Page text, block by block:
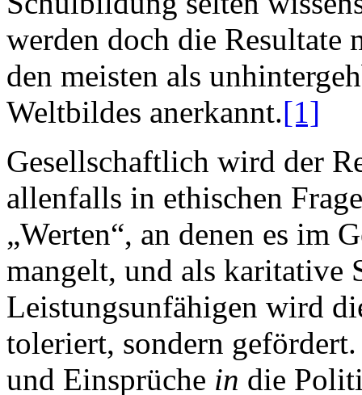
werden doch die Resultate
den meisten als
Weltbildes anerkannt.[1]
Gesellschaftlich wird der
allenfalls in ethischen
„Werten“, an denen es im
mangelt, und als karitative
Leistungsunfähigen wird
toleriert, sondern
und Einsprüche in die